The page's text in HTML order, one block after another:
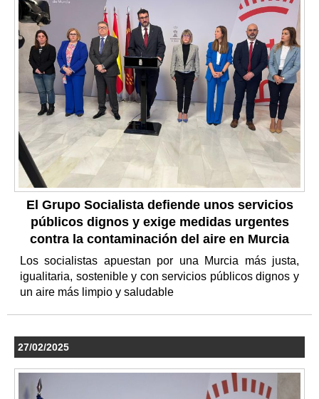
El Grupo Socialista defiende unos servicios
públicos dignos y exige medidas urgentes
contra la contaminación del aire en Murcia
Los socialistas apuestan por una Murcia más justa,
igualitaria, sostenible y con servicios públicos dignos y
un aire más limpio y saludable
27/02/2025